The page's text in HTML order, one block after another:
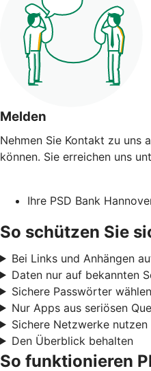
Melden
Nehmen Sie Kontakt zu uns
können. Sie erreichen uns
Ihre PSD Bank
So schützen Sie
Bei Links und Anhängen
Daten nur auf bekannten
Sichere Passwörter wählen
Nur Apps aus seriösen
Sichere Netzwerke nutzen
Den Überblick behalten
So funktionieren